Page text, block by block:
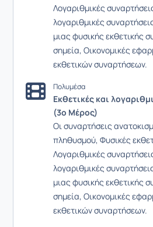
Λογαριθμικές
λογαριθμικές
μιας φυσικής εκθετικής
σημεία, Οικονομικές
εκθετικών συναρτήσεων.
Πολυμέσα
Εκθετικές και
(3ο Μέρος)
Οι συναρτήσεις
πληθυσμού, Φυσικές
Λογαριθμικές
λογαριθμικές
μιας φυσικής εκθετικής
σημεία, Οικονομικές
εκθετικών συναρτήσεων.